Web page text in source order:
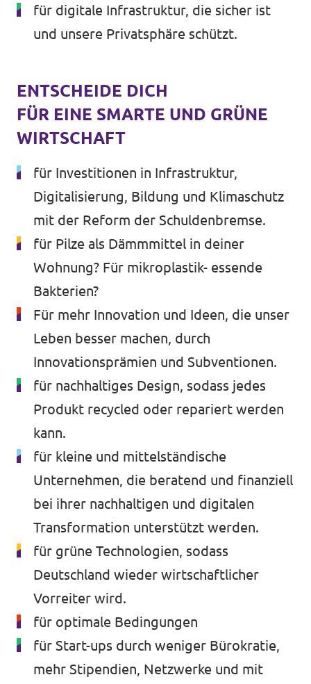
für digitale Infrastruktur, die sicher ist
und unsere Privatsphäre schützt.
ENTSCHEIDE DICH
FÜR EINE SMARTE UND GRÜNE
WIRTSCHAFT
für Investitionen in Infrastruktur,
Digitalisierung, Bildung und Klimaschutz
mit der Reform der Schuldenbremse.
für Pilze als Dämmmittel in deiner
Wohnung? Für mikroplastik- essende
Bakterien?
Für mehr Innovation und Ideen, die unser
Leben besser machen, durch
Innovationsprämien und Subventionen.
für nachhaltiges Design, sodass jedes
Produkt recycled oder repariert werden
kann.
für kleine und mittelständische
Unternehmen, die beratend und finanziell
bei ihrer nachhaltigen und digitalen
Transformation unterstützt werden.
für grüne Technologien, sodass
Deutschland wieder wirtschaftlicher
Vorreiter wird.
für optimale Bedingungen
für Start-ups durch weniger Bürokratie,
mehr Stipendien, Netzwerke und mit